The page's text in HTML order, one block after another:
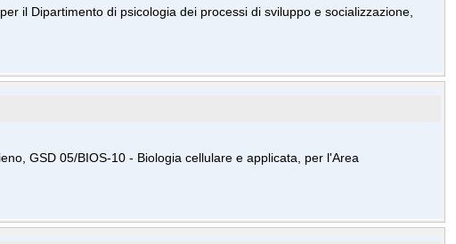
il Dipartimento di psicologia dei processi di sviluppo e socializzazione,
GSD 05/BIOS-10 - Biologia cellulare e applicata, per l'Area